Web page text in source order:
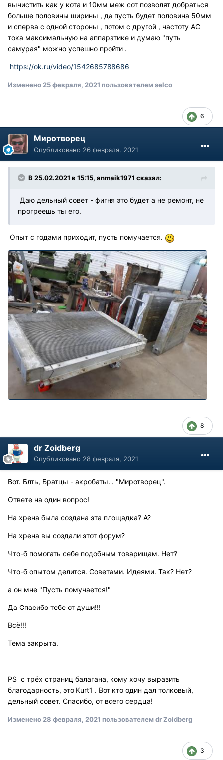
вычистить как у кота и 10мм меж сот позволят добраться
больше половины ширины , да пусть будет половина 50мм
и сперва с одной стороны , потом с другой , частоту АС
тока максимальную на аппаратике и думаю "путь
самурая" можно успешно пройти .
https://ok.ru/video/1542685788686
Изменено25 февраля, 2021 пользователем selco
6
Миротворец
Опубликовано 26 февраля, 2021
В 25.02.2021 в 15:15, anmaik1971 сказал:
Даю дельный совет - фигня это будет а не ремонт, не
прогреешь ты его.
Опыт с годами приходит, пусть помучается.
8
dr Zoidberg
Опубликовано 28 февраля, 2021
Вот. Блть, Братцы - акробаты... "Миротворец".
Ответе на один вопрос!
На хрена была создана эта площадка? А?
На хрена вы создали этот форум?
Что-б помогать себе подобным товарищам. Нет?
Что-б опытом делится. Советами. Идеями. Так? Нет?
а он мне "Пусть помучается!"
Да Спасибо тебе от души!!!
Всё!!!
Тема закрыта.
PS с трёх страниц балагана, кому хочу выразить
благодарность, это Kurt1 . Вот кто один дал толковый,
дельный совет. Спасибо, от всего сердца!
Изменено 28 февраля, 2021 пользователем dr Zoidberg
3